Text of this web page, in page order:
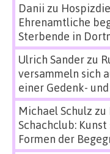
Danii zu
Ehrenamtliche
Sterbende in
Ulrich Sanderzu
versammeln sich
einer Gedenk-
Michael Schulz zu
Schachclub:
Formen der